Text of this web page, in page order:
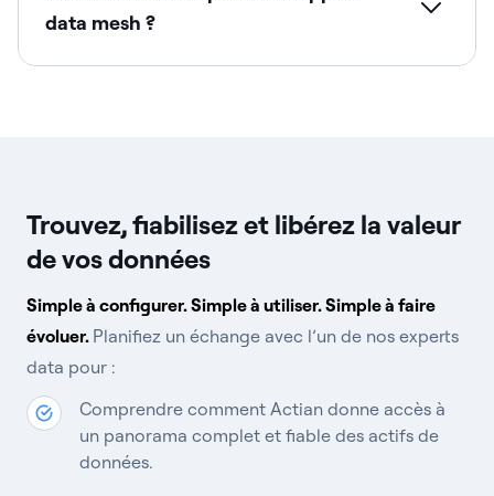
data mesh ?
Trouvez, fiabilisez et libérez la valeur
de vos données
Simple à configurer. Simple à utiliser. Simple à faire
évoluer. Planifiez un échange avec l’un de nos experts
data pour :
Comprendre comment Actian donne accès à
un panorama complet et fiable des actifs de
données.